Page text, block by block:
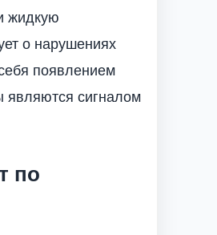
жидкую
о нарушениях
появлением
являются сигналом
по